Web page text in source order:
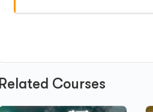
Related Courses